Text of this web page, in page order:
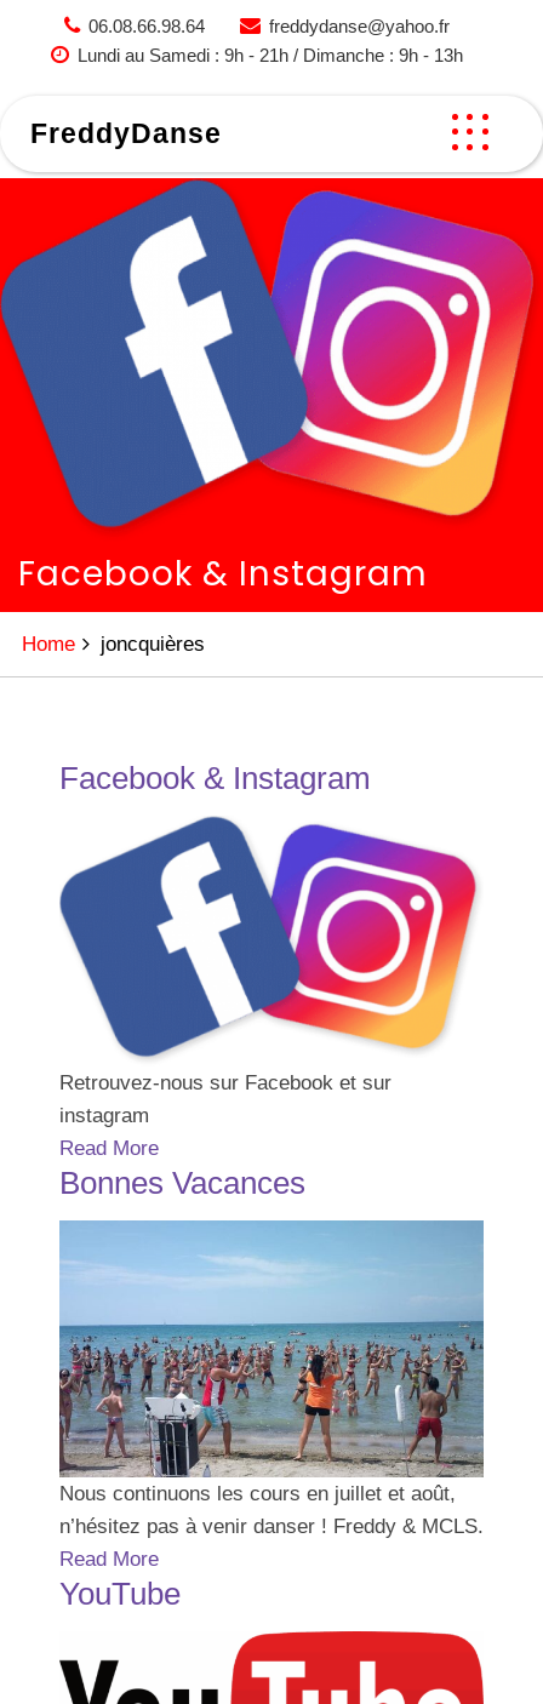
06.08.66.98.64
freddydanse@yahoo.fr
Lundi au Samedi : 9h - 21h / Dimanche : 9h - 13h
FreddyDanse
Facebook & Instagram
Home joncquières
Facebook & Instagram
Retrouvez-nous sur Facebook et sur
instagram
Read More
Bonnes Vacances
Nous continuons les cours en juillet et août,
n’hésitez pas à venir danser ! Freddy & MCLS.
Read More
YouTube